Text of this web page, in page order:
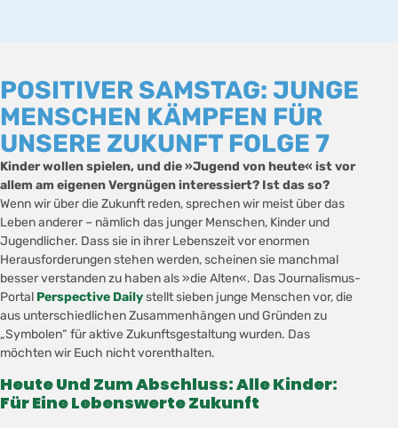
POSITIVER SAMSTAG: JUNGE
MENSCHEN KÄMPFEN FÜR
UNSERE ZUKUNFT FOLGE 7
Kinder wollen spielen, und die »Jugend von heute« ist vor
allem am eigenen Vergnügen interessiert? Ist das so?
Wenn wir über die Zukunft reden, sprechen wir meist über das
Leben anderer – nämlich das junger Menschen, Kinder und
Jugendlicher. Dass sie in ihrer Lebenszeit vor enormen
Herausforderungen stehen werden, scheinen sie manchmal
besser verstanden zu haben als »die Alten«. Das Journalismus-
Portal Perspective Dailystellt sieben junge Menschen vor, die
aus unterschiedlichen Zusammenhängen und Gründen zu
„Symbolen“ für aktive Zukunftsgestaltung wurden. Das
möchten wir Euch nicht vorenthalten.
Heute Und Zum Abschluss: Alle Kinder:
Für Eine Lebenswerte Zukunft